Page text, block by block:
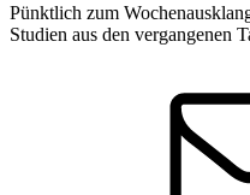
Pünktlich zum
Studien aus den vergangenen